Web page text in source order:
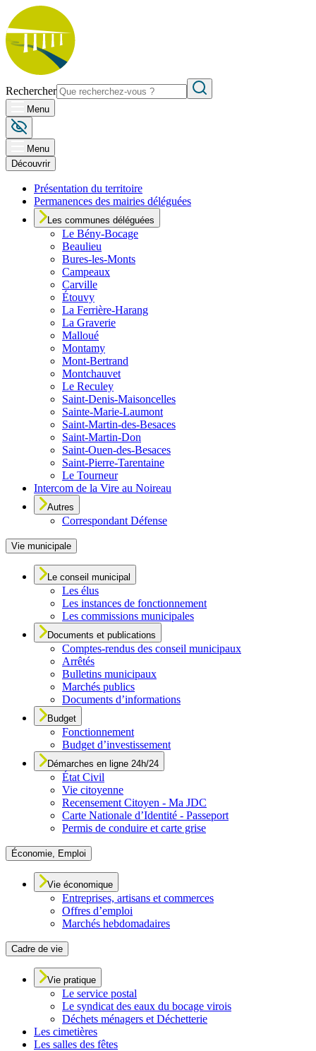
Rechercher
Menu
Menu
Découvrir
Présentation du territoire
Permanences des mairies déléguées
Les communes déléguées
Le Bény-Bocage
Beaulieu
Bures-les-Monts
Campeaux
Carville
Étouvy
La Ferrière-Harang
La Graverie
Malloué
Montamy
Mont-Bertrand
Montchauvet
Le Reculey
Saint-Denis-Maisoncelles
Sainte-Marie-Laumont
Saint-Martin-des-Besaces
Saint-Martin-Don
Saint-Ouen-des-Besaces
Saint-Pierre-Tarentaine
Le Tourneur
Intercom de la Vire au Noireau
Autres
Correspondant Défense
Vie municipale
Le conseil municipal
Les élus
Les instances de fonctionnement
Les commissions municipales
Documents et publications
Comptes-rendus des conseil municipaux
Arrêtés
Bulletins municipaux
Marchés publics
Documents d’informations
Budget
Fonctionnement
Budget d’investissement
Démarches en ligne 24h/24
État Civil
Vie citoyenne
Recensement Citoyen - Ma JDC
Carte Nationale d’Identité - Passeport
Permis de conduire et carte grise
Économie, Emploi
Vie économique
Entreprises, artisans et commerces
Offres d’emploi
Marchés hebdomadaires
Cadre de vie
Vie pratique
Le service postal
Le syndicat des eaux du bocage virois
Déchets ménagers et Déchetterie
Les cimetières
Les salles des fêtes